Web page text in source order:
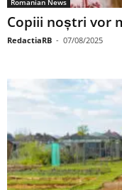
Romanian News
Copiii noștri vor
RedactiaRB - 07/08/2025